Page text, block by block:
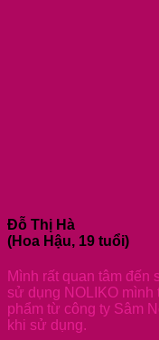
Đỗ Thị Hà
(Hoa Hậu, 19 tuổi)
Mình rất quan tâm đến
sử dụng NOLIKO
phẩm từ công ty Sâm
khi sử dụng.